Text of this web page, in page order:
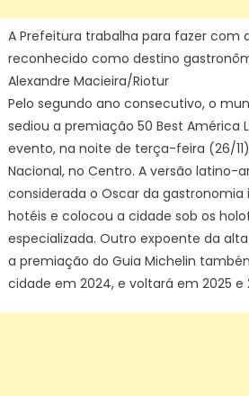
A Prefeitura trabalha para fazer com
reconhecido como destino
Alexandre Macieira/Riotur
Pelo segundo ano consecutivo, o
sediou a premiação 50 Best América
evento, na noite de terça-feira (26/
Nacional, no Centro. A versão latino-
considerada o Oscar da
hotéis e colocou a cidade sob os
especializada. Outro expoente da
a premiação do Guia Michelin
cidade em 2024, e voltará em 2025 e